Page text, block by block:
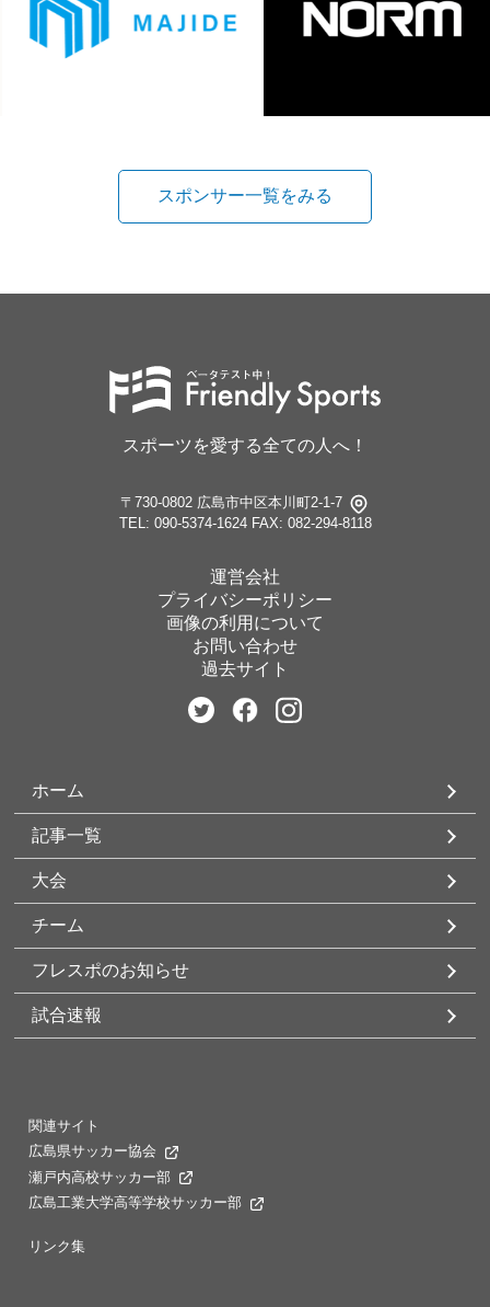
スポンサー一覧をみる
スポーツを愛する全ての人へ！
〒730-0802 広島市中区本川町2-1-7
TEL: 090-5374-1624 FAX: 082-294-8118
運営会社
プライバシーポリシー
画像の利用について
お問い合わせ
過去サイト
ホーム
記事一覧
大会
チーム
フレスポのお知らせ
試合速報
関連サイト
広島県サッカー協会
瀬戸内高校サッカー部
広島工業大学高等学校サッカー部
リンク集